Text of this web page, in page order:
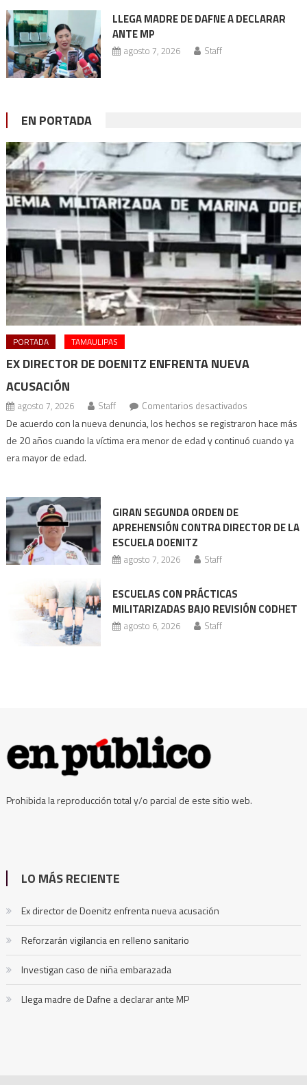
LLEGA MADRE DE DAFNE A DECLARAR
ANTE MP
agosto 7, 2026 Staff
EN PORTADA
PORTADA TAMAULIPAS
EX DIRECTOR DE DOENITZ ENFRENTA NUEVA
ACUSACIÓN
agosto 7, 2026 Staff Comentarios desactivadosen
Ex
director
De acuerdo con la nueva denuncia, los hechos se registraron hace más
de 20 años cuando la víctima era menor de edad y continuó cuando ya
era mayor de edad.
GIRAN SEGUNDA ORDEN DE
APREHENSIÓN CONTRA DIRECTOR DE LA
ESCUELA DOENITZ
agosto 7, 2026 Staff
ESCUELAS CON PRÁCTICAS
MILITARIZADAS BAJO REVISIÓN CODHET
agosto 6, 2026 Staff
Prohibida la reproducción total y/o parcial de este sitio web.
LO MÁS RECIENTE
Ex director de Doenitz enfrenta nueva acusación
Reforzarán vigilancia en relleno sanitario
Investigan caso de niña embarazada
Llega madre de Dafne a declarar ante MP